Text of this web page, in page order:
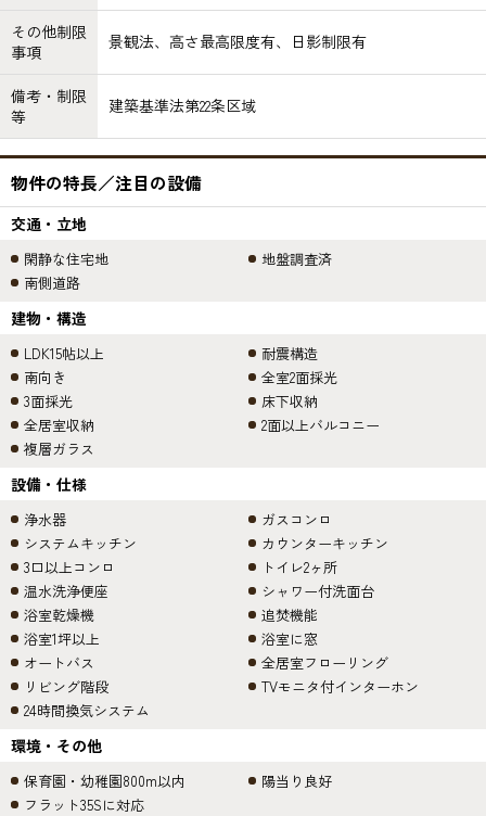
その他制限
事項
景観法、高さ最高限度有、日影制限有
備考・制限
等
建築基準法第22条区域
物件の特長／注目の設備
交通・立地
閑静な住宅地
地盤調査済
南側道路
建物・構造
LDK15帖以上
耐震構造
南向き
全室2面採光
3面採光
床下収納
全居室収納
2面以上バルコニー
複層ガラス
設備・仕様
浄水器
ガスコンロ
システムキッチン
カウンターキッチン
3口以上コンロ
トイレ2ヶ所
温水洗浄便座
シャワー付洗面台
浴室乾燥機
追焚機能
浴室1坪以上
浴室に窓
オートバス
全居室フローリング
リビング階段
TVモニタ付インターホン
24時間換気システム
環境・その他
保育園・幼稚園800m以内
陽当り良好
フラット35Sに対応